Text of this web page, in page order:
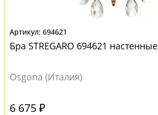
694621
Бра STREGARO 694621 настенные
Osgona (Италия)
6 675 ₽